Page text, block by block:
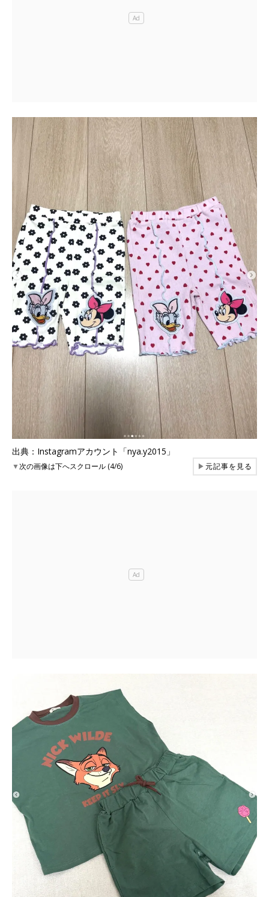
出典：Instagramアカウント「nya.y2015」
▼次の画像は下へスクロール (4/6) ▶元記事を見る